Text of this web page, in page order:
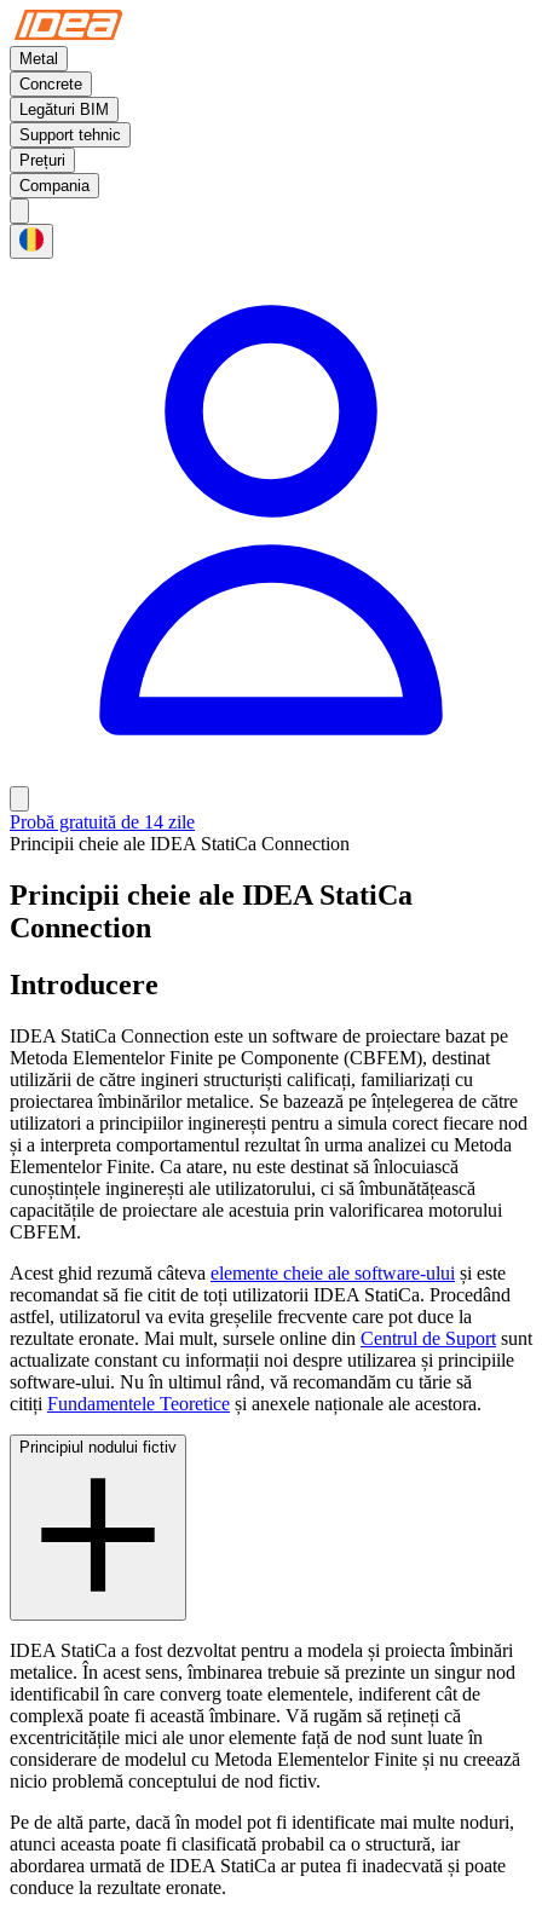
Metal
Concrete
Legături BIM
Support tehnic
Prețuri
Compania
Probă gratuită de 14 zile
Principii cheie ale IDEA StatiCa Connection
Principii cheie ale IDEA StatiCa
Connection
Introducere
IDEA StatiCa Connection este un software de proiectare bazat pe
Metoda Elementelor Finite pe Componente (CBFEM), destinat
utilizării de către ingineri structuriști calificați, familiarizați cu
proiectarea îmbinărilor metalice. Se bazează pe înțelegerea de către
utilizatori a principiilor inginerești pentru a simula corect fiecare nod
și a interpreta comportamentul rezultat în urma analizei cu Metoda
Elementelor Finite. Ca atare, nu este destinat să înlocuiască
cunoștințele inginerești ale utilizatorului, ci să îmbunătățească
capacitățile de proiectare ale acestuia prin valorificarea motorului
CBFEM.
Acest ghid rezumă câteva elemente cheie ale software-ului și este
recomandat să fie citit de toți utilizatorii IDEA StatiCa. Procedând
astfel, utilizatorul va evita greșelile frecvente care pot duce la
rezultate eronate. Mai mult, sursele online din Centrul de Suport sunt
actualizate constant cu informații noi despre utilizarea și principiile
software-ului. Nu în ultimul rând, vă recomandăm cu tărie să
citiți Fundamentele Teoretice și anexele naționale ale acestora.
Principiul nodului fictiv
IDEA StatiCa a fost dezvoltat pentru a modela și proiecta îmbinări
metalice. În acest sens, îmbinarea trebuie să prezinte un singur nod
identificabil în care converg toate elementele, indiferent cât de
complexă poate fi această îmbinare. Vă rugăm să rețineți că
excentricitățile mici ale unor elemente față de nod sunt luate în
considerare de modelul cu Metoda Elementelor Finite și nu creează
nicio problemă conceptului de nod fictiv.
Pe de altă parte, dacă în model pot fi identificate mai multe noduri,
atunci aceasta poate fi clasificată probabil ca o structură, iar
abordarea urmată de IDEA StatiCa ar putea fi inadecvată și poate
conduce la rezultate eronate.